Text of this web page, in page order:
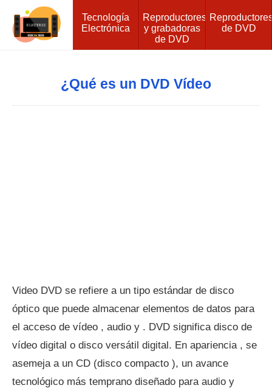
Tecnología
Electrónica
Reproductores
y grabadoras
de DVD
de DVD
¿Qué es un DVD Vídeo
Video DVD se refiere a un tipo estándar de disco
óptico que puede almacenar elementos de datos para
el acceso de vídeo , audio y . DVD significa disco de
vídeo digital o disco versátil digital. En apariencia , se
asemeja a un CD (disco compacto ), un avance
tecnológico más temprano diseñado para audio y